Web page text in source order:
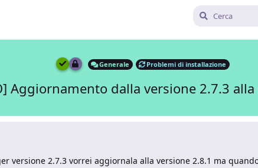
Generale Problemi di installazione
Aggiornamento dalla versione 2.7.3 alla
versione 2.7.3 vorrei aggiornala alla versione 2.8.1 ma